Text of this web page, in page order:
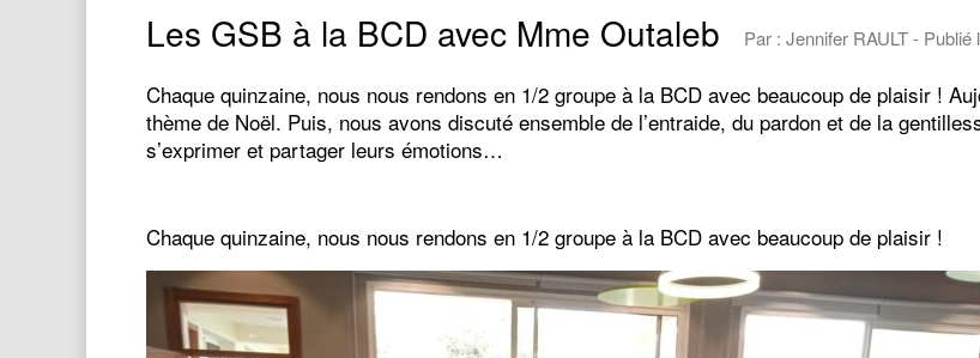
Les GSB à la BCD avec Mme Outaleb Par : Jennifer RAULT - Publié
Chaque quinzaine, nous nous rendons en 1/2 groupe à la BCD avec beaucoup de plaisir !
thème de Noël. Puis, nous avons discuté ensemble de l’entraide, du pardon et de la
s’exprimer et partager leurs émotions…
Chaque quinzaine, nous nous rendons en 1/2 groupe à la BCD avec beaucoup de plaisir !